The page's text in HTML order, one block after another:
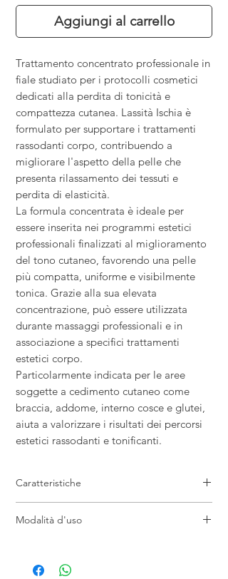
Aggiungi al carrello
Trattamento concentrato professionale in
fiale studiato per i protocolli cosmetici
dedicati alla perdita di tonicità e
compattezza cutanea. Lassità Ischia è
formulato per supportare i trattamenti
rassodanti corpo, contribuendo a
migliorare l'aspetto della pelle che
presenta rilassamento dei tessuti e
perdita di elasticità.
La formula concentrata è ideale per
essere inserita nei programmi estetici
professionali finalizzati al miglioramento
del tono cutaneo, favorendo una pelle
più compatta, uniforme e visibilmente
tonica. Grazie alla sua elevata
concentrazione, può essere utilizzata
durante massaggi professionali e in
associazione a specifici trattamenti
estetici corpo.
Particolarmente indicata per le aree
soggette a cedimento cutaneo come
braccia, addome, interno cosce e glutei,
aiuta a valorizzare i risultati dei percorsi
estetici rassodanti e tonificanti.
Caratteristiche
Specifiche per inestetismi da lassità
compattanti
Modalità d'uso
assorbimento. Utilizzare secondo il